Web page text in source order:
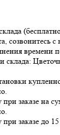
созвонитесь
времени
склада:
заказе на
при заказе до